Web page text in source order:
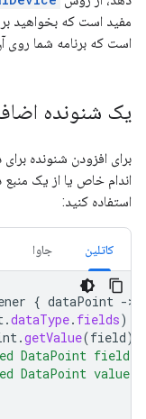
مفید است که بخواهید
است که برنامه شما روی
یک شنونده
برای افزودن شنونده
اندام خاص یا از یک
استفاده کنید:
کاتلین جاوا
{ dataPoint -
.dataType. fields)
.getValue(field)
DataPoint field:
DataPoint value: